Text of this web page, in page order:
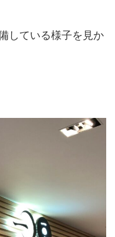
している様子を見か